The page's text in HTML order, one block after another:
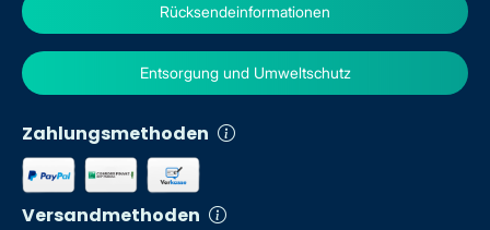
Zahlungsmethoden
Versandmethoden
Rücksendeinformationen
Entsorgung und Umweltschutz